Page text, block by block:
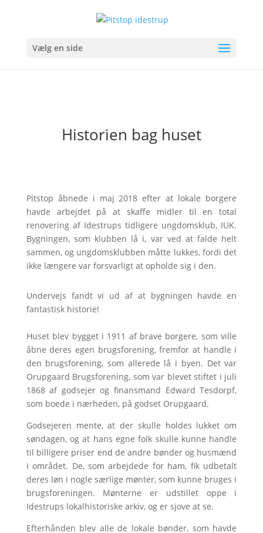
Vælg en side
Historien bag huset
Pitstop åbnede i maj 2018 efter at lokale borgere
havde arbejdet på at skaffe midler til en total
renovering af Idestrups tidligere ungdomsklub, IUK.
Bygningen, som klubben lå i, var ved at falde helt
sammen, og ungdomsklubben måtte lukkes, fordi det
ikke længere var forsvarligt at opholde sig i den.
Undervejs fandt vi ud af at bygningen havde en
fantastisk historie!
Huset blev bygget i 1911 af brave borgere, som ville
åbne deres egen brugsforening, fremfor at handle i
den brugsforening, som allerede lå i byen. Det var
Orupgaard Brugsforening, som var blevet stiftet i juli
1868 af godsejer og finansmand Edward Tesdorpf,
som boede i nærheden, på godset Orupgaard.
Godsejeren mente, at der skulle holdes lukket om
søndagen, og at hans egne folk skulle kunne handle
til billigere priser end de andre bønder og husmænd
i området. De, som arbejdede for ham, fik udbetalt
deres løn i nogle særlige mønter, som kunne bruges i
brugsforeningen. Mønterne er udstillet oppe i
Idestrups lokalhistoriske arkiv, og er sjove at se.
Efterhånden blev alle de lokale bønder, som havde